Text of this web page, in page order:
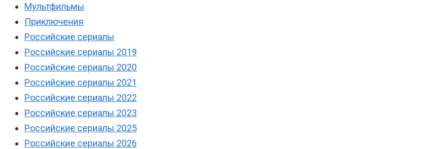
Мультфильмы
Приключения
Российские сериалы
Российские сериалы 2019
Российские сериалы 2020
Российские сериалы 2021
Российские сериалы 2022
Российские сериалы 2023
Российские сериалы 2025
Российские сериалы 2026